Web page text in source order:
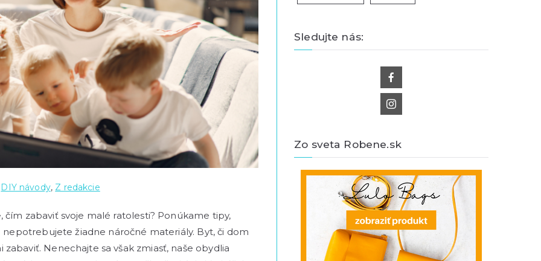
DIY návody, Z redakcie
zabaviť svoje malé ratolesti? Ponúkame tipy,
žiadne náročné materiály. Byt, či dom
Nenechajte sa však zmiasť, naše obydlia
Sledujte nás:
Zo sveta Robene.sk